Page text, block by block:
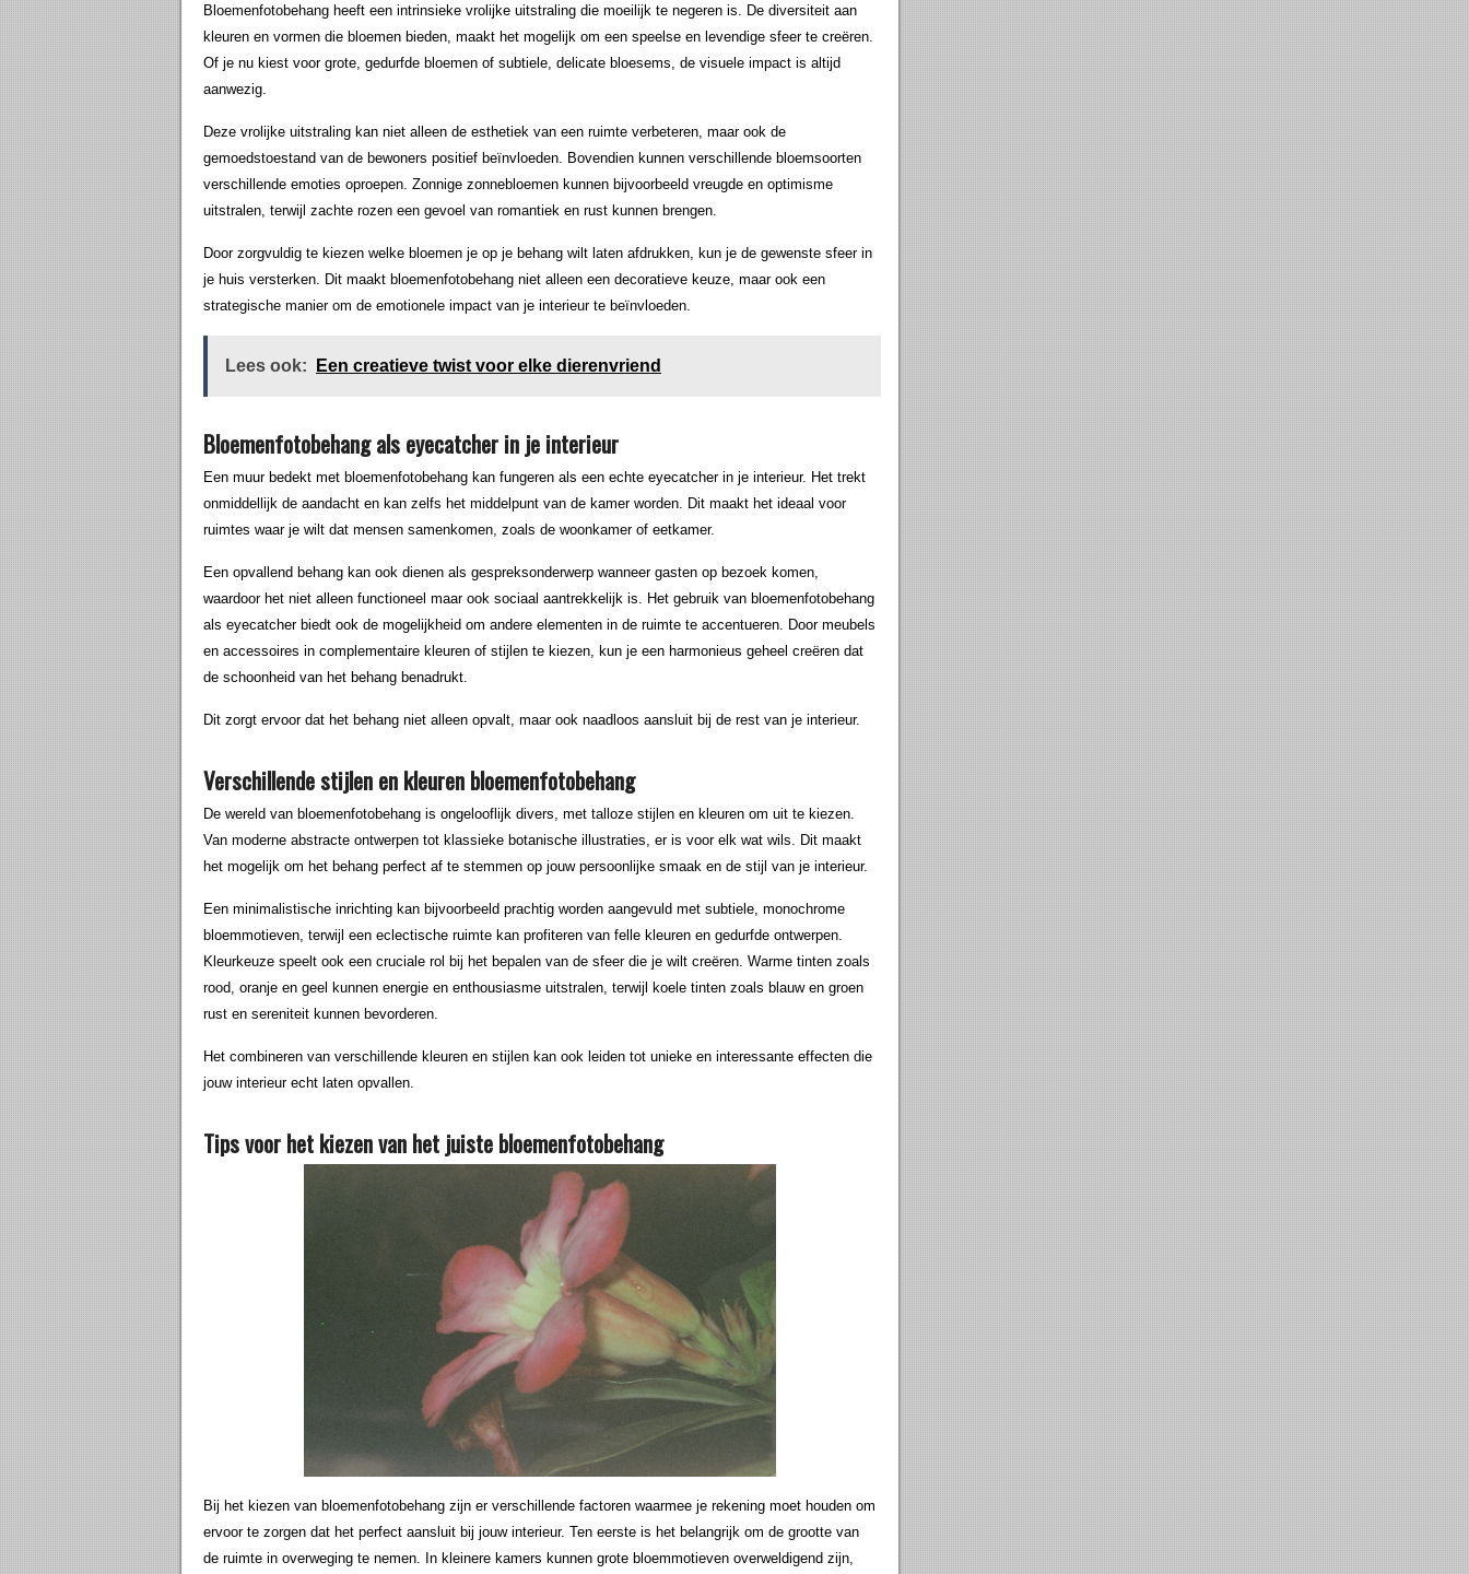
Bloemenfotobehang heeft een intrinsieke vrolijke uitstraling die moeilijk te negeren is. De diversiteit aan
kleuren en vormen die bloemen bieden, maakt het mogelijk om een speelse en levendige sfeer te creëren.
Of je nu kiest voor grote, gedurfde bloemen of subtiele, delicate bloesems, de visuele impact is altijd
aanwezig.
Deze vrolijke uitstraling kan niet alleen de esthetiek van een ruimte verbeteren, maar ook de
gemoedstoestand van de bewoners positief beïnvloeden. Bovendien kunnen verschillende bloemsoorten
verschillende emoties oproepen. Zonnige zonnebloemen kunnen bijvoorbeeld vreugde en optimisme
uitstralen, terwijl zachte rozen een gevoel van romantiek en rust kunnen brengen.
Door zorgvuldig te kiezen welke bloemen je op je behang wilt laten afdrukken, kun je de gewenste sfeer in
je huis versterken. Dit maakt bloemenfotobehang niet alleen een decoratieve keuze, maar ook een
strategische manier om de emotionele impact van je interieur te beïnvloeden.
Lees ook: Een creatieve twist voor elke dierenvriend
Bloemenfotobehang als eyecatcher in je interieur
Een muur bedekt met bloemenfotobehang kan fungeren als een echte eyecatcher in je interieur. Het trekt
onmiddellijk de aandacht en kan zelfs het middelpunt van de kamer worden. Dit maakt het ideaal voor
ruimtes waar je wilt dat mensen samenkomen, zoals de woonkamer of eetkamer.
Een opvallend behang kan ook dienen als gespreksonderwerp wanneer gasten op bezoek komen,
waardoor het niet alleen functioneel maar ook sociaal aantrekkelijk is. Het gebruik van bloemenfotobehang
als eyecatcher biedt ook de mogelijkheid om andere elementen in de ruimte te accentueren. Door meubels
en accessoires in complementaire kleuren of stijlen te kiezen, kun je een harmonieus geheel creëren dat
de schoonheid van het behang benadrukt.
Dit zorgt ervoor dat het behang niet alleen opvalt, maar ook naadloos aansluit bij de rest van je interieur.
Verschillende stijlen en kleuren bloemenfotobehang
De wereld van bloemenfotobehang is ongelooflijk divers, met talloze stijlen en kleuren om uit te kiezen.
Van moderne abstracte ontwerpen tot klassieke botanische illustraties, er is voor elk wat wils. Dit maakt
het mogelijk om het behang perfect af te stemmen op jouw persoonlijke smaak en de stijl van je interieur.
Een minimalistische inrichting kan bijvoorbeeld prachtig worden aangevuld met subtiele, monochrome
bloemmotieven, terwijl een eclectische ruimte kan profiteren van felle kleuren en gedurfde ontwerpen.
Kleurkeuze speelt ook een cruciale rol bij het bepalen van de sfeer die je wilt creëren. Warme tinten zoals
rood, oranje en geel kunnen energie en enthousiasme uitstralen, terwijl koele tinten zoals blauw en groen
rust en sereniteit kunnen bevorderen.
Het combineren van verschillende kleuren en stijlen kan ook leiden tot unieke en interessante effecten die
jouw interieur echt laten opvallen.
Tips voor het kiezen van het juiste bloemenfotobehang
Bij het kiezen van bloemenfotobehang zijn er verschillende factoren waarmee je rekening moet houden om
ervoor te zorgen dat het perfect aansluit bij jouw interieur. Ten eerste is het belangrijk om de grootte van
de ruimte in overweging te nemen. In kleinere kamers kunnen grote bloemmotieven overweldigend zijn,